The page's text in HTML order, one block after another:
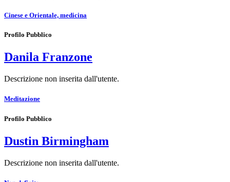
Cinese e Orientale, medicina
Profilo Pubblico
Danila Franzone
Descrizione non inserita dall'utente.
Meditazione
Profilo Pubblico
Dustin Birmingham
Descrizione non inserita dall'utente.